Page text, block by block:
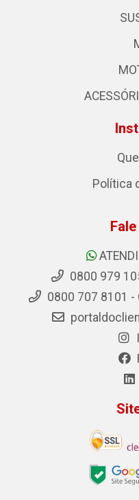
Política
0800 979
0800 707 8101 -